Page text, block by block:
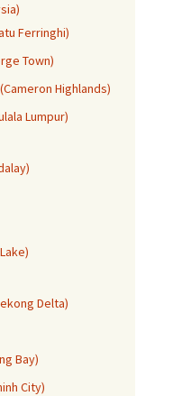
Ferringhi)
Town)
Highlands)
Lumpur)
Delta)
Bay)
City)